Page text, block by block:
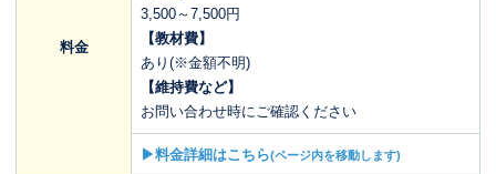
料金
3,500～7,500円
【教材費】
あり(※金額不明)
【維持費など】
お問い合わせ時にご確認ください
▶料金詳細はこちら(ページ内を移動します)